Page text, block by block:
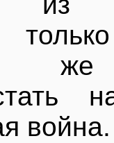
же
война.